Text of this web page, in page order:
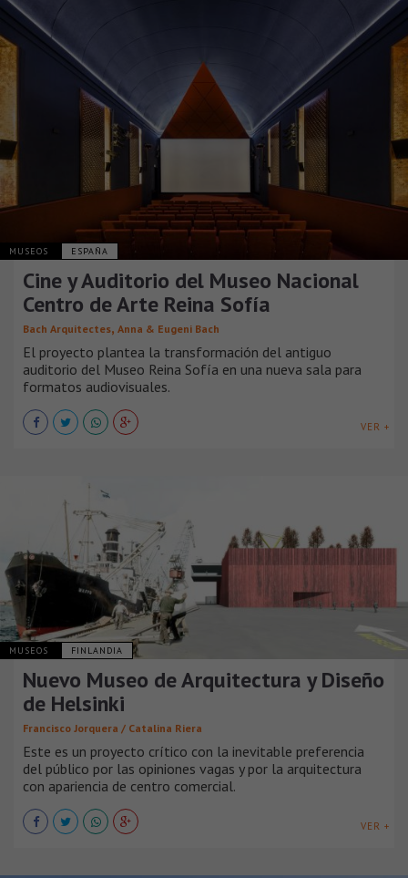
MUSEOS ESPAÑA
Cine y Auditorio del Museo Nacional
Centro de Arte Reina Sofía
Bach Arquitectes, Anna & Eugeni Bach
El proyecto plantea la transformación del antiguo
auditorio del Museo Reina Sofía en una nueva sala para
formatos audiovisuales.
VER +
MUSEOS FINLANDIA
Nuevo Museo de Arquitectura y Diseño
de Helsinki
Francisco Jorquera / Catalina Riera
Este es un proyecto crítico con la inevitable preferencia
del público por las opiniones vagas y por la arquitectura
con apariencia de centro comercial.
VER +